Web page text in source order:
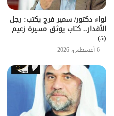
لواء دكتور/ سمير فرج يكتب: رجل
الأقدار.. كتاب يوثق مسيرة زعيم
(5)
6 أغسطس، 2026